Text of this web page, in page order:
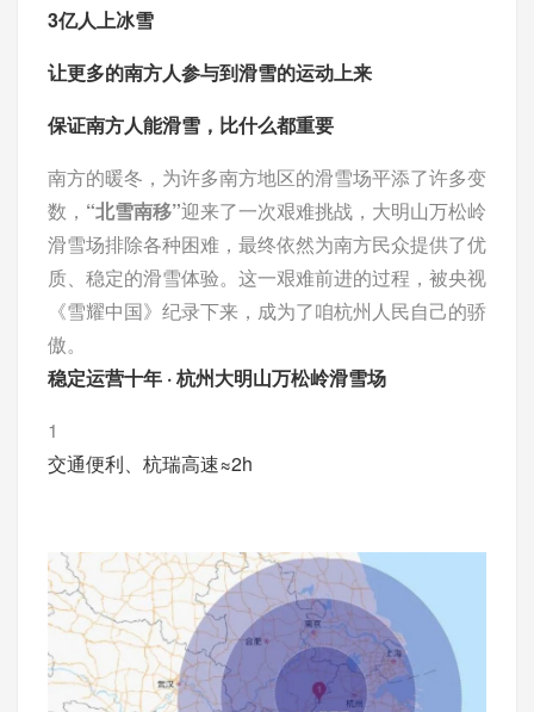
3亿人上冰雪
让更多的南方人参与到滑雪的运动上来
保证南方人能滑雪，比什么都重要
南方的暖冬，为许多南方地区的滑雪场平添了许多变
数， “北雪南移”迎来了一次艰难挑战，大明山万松岭
滑雪场排除各种困难，最终依然为南方民众提供了优
质、稳定的滑雪体验。这一艰难前进的过程，被央视
《雪耀中国》纪录下来，成为了咱杭州人民自己的骄
傲。
稳定运营十年 · 杭州大明山万松岭滑雪场
1
交通便利、杭瑞高速≈2h